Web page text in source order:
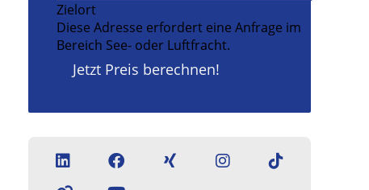
Zielort
Diese Adresse erfordert eine Anfrage im
Bereich See- oder Luftfracht.
Jetzt Preis berechnen!